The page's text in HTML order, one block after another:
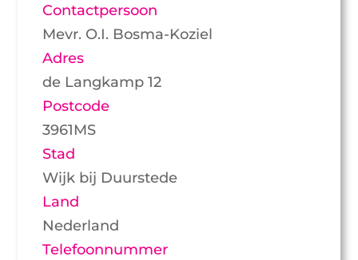
Contactpersoon
Mevr. O.I. Bosma-Koziel
Adres
de Langkamp 12
Postcode
3961MS
Stad
Wijk bij Duurstede
Land
Nederland
Telefoonnummer